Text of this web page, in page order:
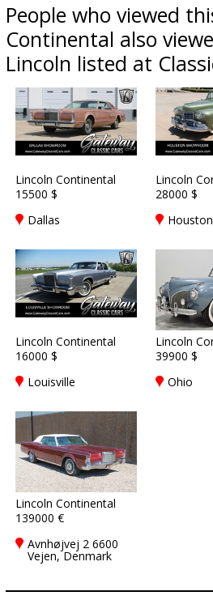
People who viewed
Continental also
Lincoln listed at
Lincoln Continental
15500 $
Dallas
Lincoln
28000 $
Houston
Lincoln Continental
16000 $
Louisville
Lincoln
39900 $
Ohio
Lincoln Continental
139000 €
Avnhøjvej 2 6600
Vejen, Denmark